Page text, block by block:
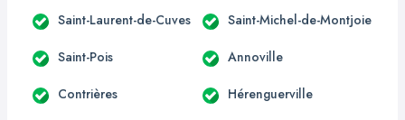
Saint-Laurent-de-Cuves Saint-Michel-de-Montjoie
Saint-Pois Annoville
Contrières Hérenguerville